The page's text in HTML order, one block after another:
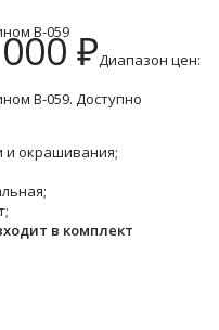
B-059 ₽Диапазон цен:
B-059. Доступно
и окрашивания;
в комплект